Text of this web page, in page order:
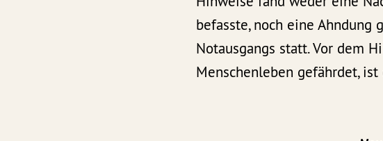
befasste, noch eine Ahndung
Notausgangs statt. Vor dem
Menschenleben gefährdet,